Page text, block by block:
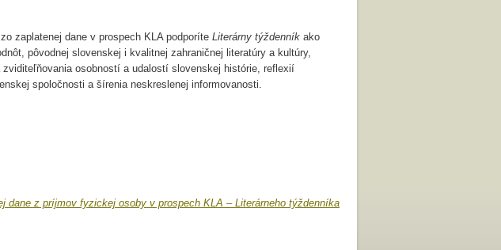
zaplatenej dane v prospech KLA podporíte Literárny týždenník ako
pôvodnej sloven­skej i kvalitnej zahraničnej literatúry a kultúry,
osobností a udalostí slovenskej histórie, reflexií
spoločnosti a šírenia neskreslenej informovanosti.
dane z príjmov fyzickej osoby v prospech KLA – Literárneho týždenníka